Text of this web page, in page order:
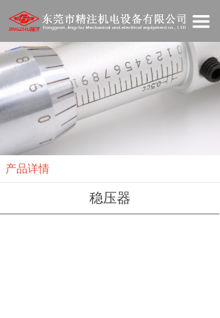
끀
网站首页
关于我们
产品展示
新闻资讯
技术资料
在线商城
产品详情
稳压器